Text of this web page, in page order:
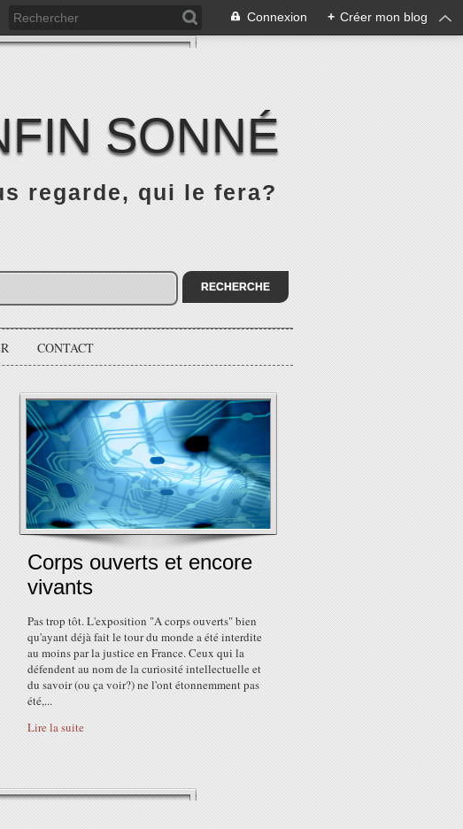
Connexion + Créer mon blog
SONNÉ
regarde, qui le fera?
CONTACT
Corps ouverts et encore
vivants
Pas trop tôt. L'exposition "A corps ouverts" bien
qu'ayant déjà fait le tour du monde a été interdite
au moins par la justice en France. Ceux qui la
défendent au nom de la curiosité intellectuelle et
du savoir (ou ça voir?) ne l'ont étonnemment pas
été,...
Lire la suite